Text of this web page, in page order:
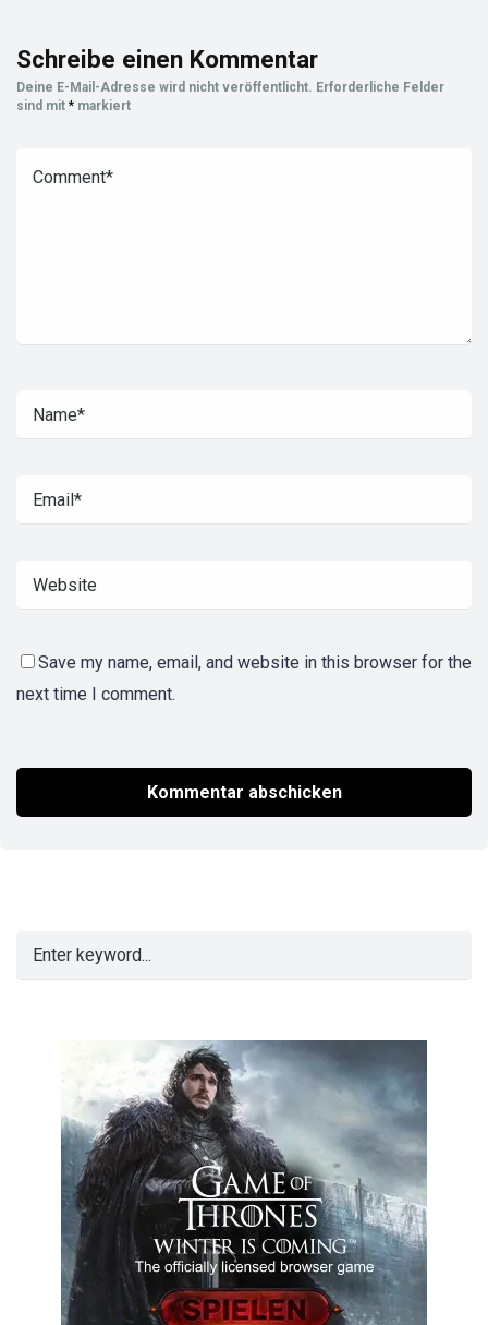
Schreibe einen Kommentar
Deine E-Mail-Adresse wird nicht veröffentlicht. Erforderliche Felder
sind mit * markiert
Save my name, email, and website in this browser for the
next time I comment.